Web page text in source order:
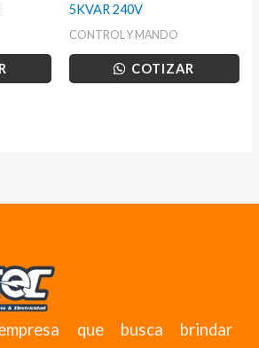
5KVAR 240V
CONTROL Y MANDO
COTIZAR
que busca brindar